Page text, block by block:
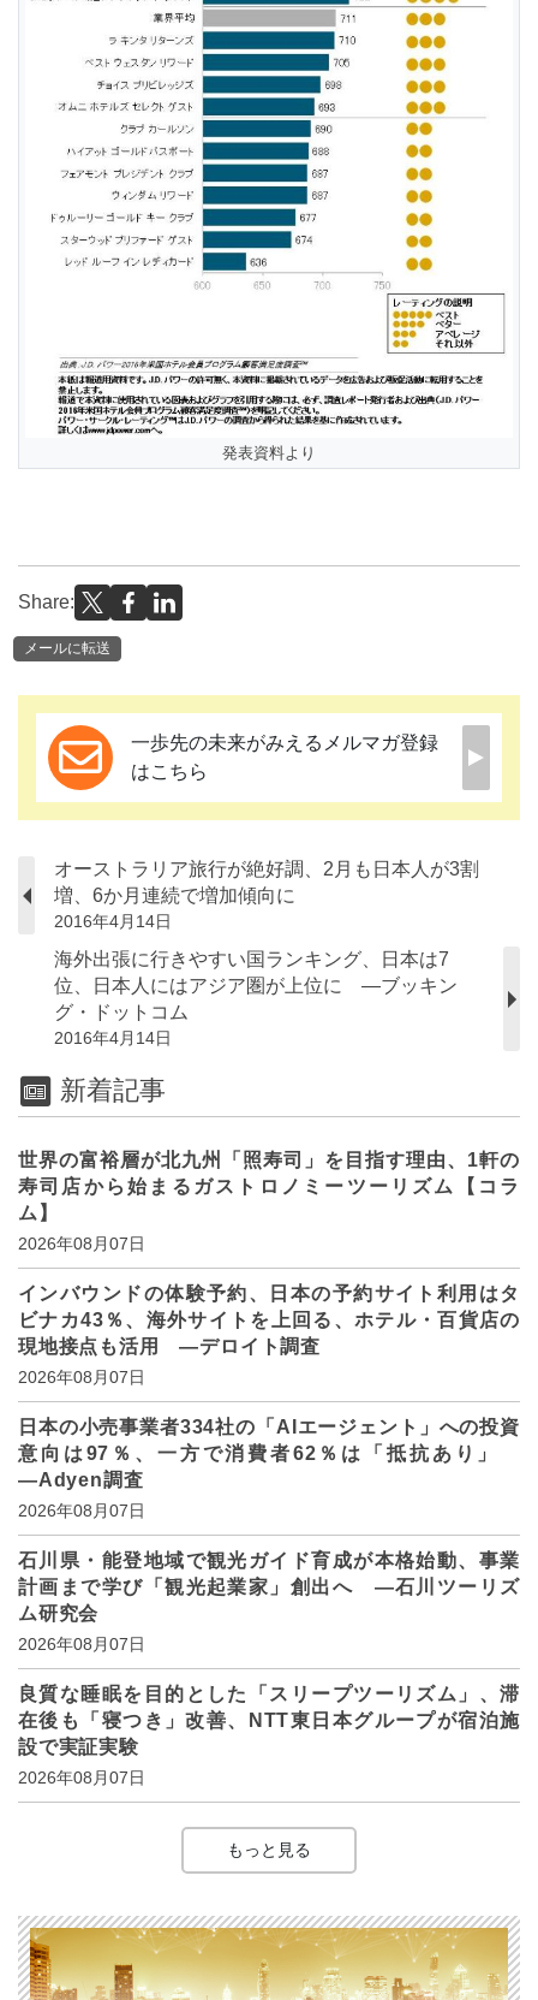
発表資料より
Share:
メールに転送
一歩先の未来がみえるメルマガ登録
はこちら
オーストラリア旅行が絶好調、2月も日本人が3割
増、6か月連続で増加傾向に
2016年4月14日
海外出張に行きやすい国ランキング、日本は7
位、日本人にはアジア圏が上位に ―ブッキン
グ・ドットコム
2016年4月14日
新着記事
世界の富裕層が北九州「照寿司」を目指す理由、1軒の
寿司店から始まるガストロノミーツーリズム【コラ
ム】
2026年08月07日
インバウンドの体験予約、日本の予約サイト利用はタ
ビナカ43％、海外サイトを上回る、ホテル・百貨店の
現地接点も活用 ―デロイト調査
2026年08月07日
日本の小売事業者334社の「AIエージェント」への投資
意向は97％、一方で消費者62％は「抵抗あり」
―Adyen調査
2026年08月07日
石川県・能登地域で観光ガイド育成が本格始動、事業
計画まで学び「観光起業家」創出へ ―石川ツーリズ
ム研究会
2026年08月07日
良質な睡眠を目的とした「スリープツーリズム」、滞
在後も「寝つき」改善、NTT東日本グループが宿泊施
設で実証実験
2026年08月07日
もっと見る